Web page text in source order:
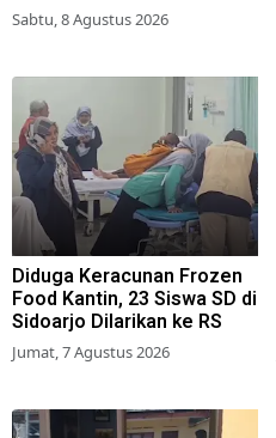
Wisata Bromo
Sabtu, 8 Agustus 2026
Diduga Keracunan Frozen
Food Kantin, 23 Siswa SD di
Sidoarjo Dilarikan ke RS
Jumat, 7 Agustus 2026